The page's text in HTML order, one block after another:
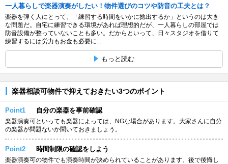
一人暮らしで楽器演奏がしたい！物件選びのコツや防音の工夫とは？
楽器を弾く人にとって、「練習する時間をいかに捻出するか」というのは大き
な問題だ。自宅に練習できる環境があれば理想的だが、一人暮らしの部屋では
防音設備が整っていないことも多い。だからといって、日々スタジオを借りて
練習するには労力もお金も必要に...
もっと読む
楽器相談可物件で抑えておきたい3つのポイント
Point1 自分の楽器を事前確認
楽器演奏可といっても楽器によっては、NGな場合があります。大家さんに自分
の楽器が問題ないか聞いておきましょう。
Point2 時間制限の確認をしよう
楽器演奏可の物件でも演奏時間が決められていることがあります。後で後悔し